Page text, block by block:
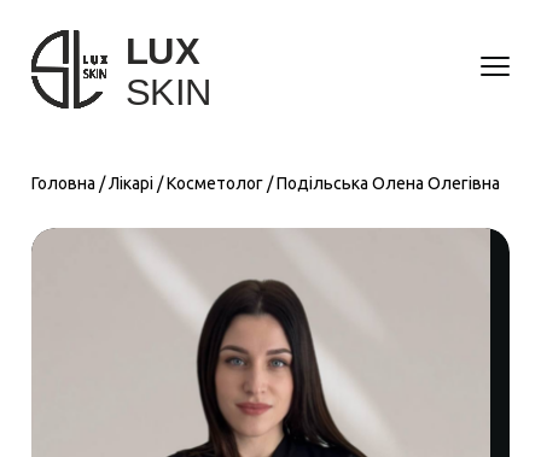
Лікарі
Головна /Лікарі /Косметолог /Подільська Олена Олегівна